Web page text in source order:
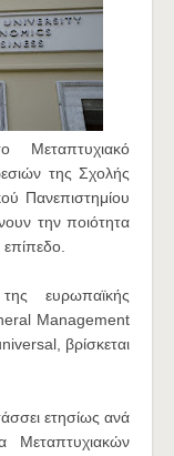
Μεταπτυχιακό
της Σχολής
Πανεπιστημίου
την ποιότητα
ευρωπαϊκής
Management
βρίσκεται
ετησίως ανά
Μεταπτυχιακών